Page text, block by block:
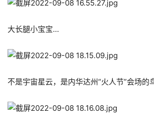
大长腿小宝宝…
不是宇宙星云，是内华达州“火人节”会场的